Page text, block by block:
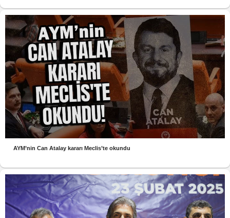
AYM’nin Can Atalay kararı Meclis’te okundu